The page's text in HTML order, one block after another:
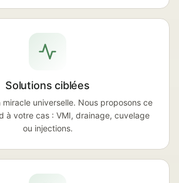
Solutions ciblées
miracle universelle. Nous proposons ce
à votre cas : VMI, drainage, cuvelage
ou injections.